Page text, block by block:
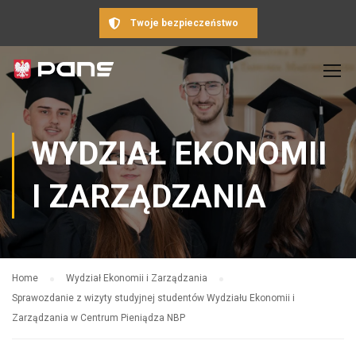
Twoje bezpieczeństwo
WYDZIAŁ EKONOMII
I ZARZĄDZANIA
Home
Wydział Ekonomii i Zarządzania
Sprawozdanie z wizyty studyjnej studentów Wydziału Ekonomii i
Zarządzania w Centrum Pieniądza NBP